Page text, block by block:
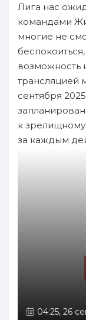
Лига нас
командами
многие не
возможность
трансляцией
сентября
к
за каждым
04:25, 26